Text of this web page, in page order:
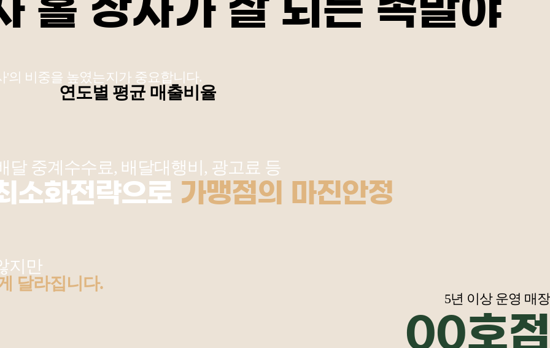
의 비중을 높였는지가 중요합니다.
연도별 평균 매출비율
달 중계수수료, 배달대행비, 광고료 등
소화전략으로 가맹점의 마진안정
지만
달라집니다.
5년 이상 운영 매장
00호점